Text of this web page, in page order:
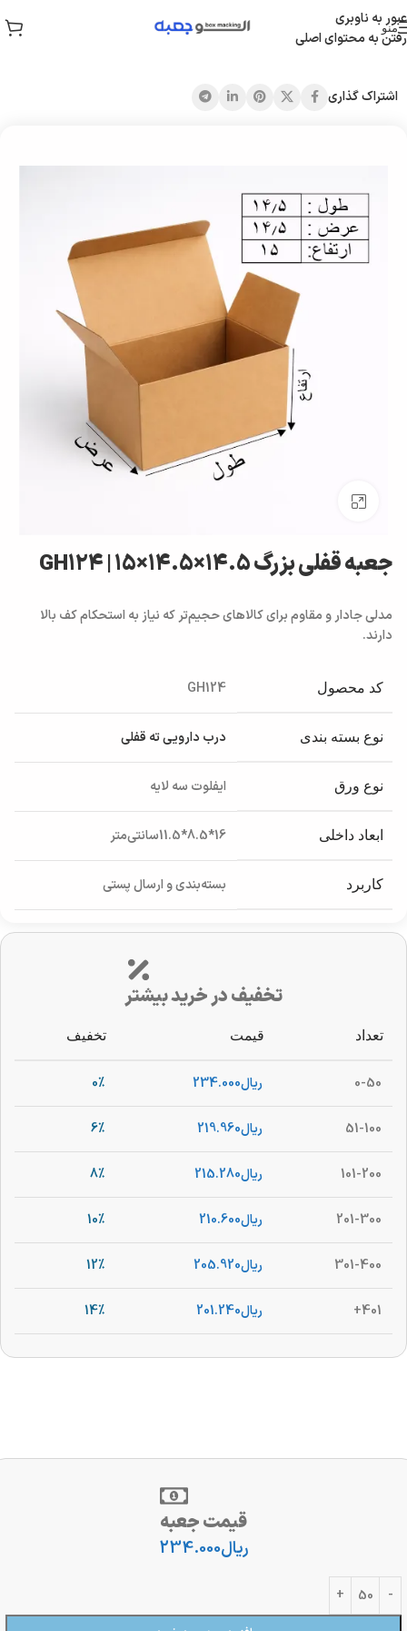
عبور به ناوبری
رفتن به محتوای اصلی
منو
خانه/جعبه قفلی
اشتراک گذاری
جعبه قفلی بزرگ GH124 | 15×14.5×14.5
مدلی جادار و مقاوم برای کالاهای حجیم‌تر که نیاز به استحکام کف بالا
دارند.
کد محصول GH124
نوع بسته بندی درب دارویی ته قفلی
نوع ورق ایفلوت سه لایه
ابعاد داخلی 16*8.5*11.5سانتی‌متر
کاربرد بسته‌بندی و ارسال پستی
تخفیف در خرید بیشتر
تعداد قیمت تخفیف
0-50 ریال234.000
0%
51-100 ریال219.960
6%
101-200 ریال215.280
8%
201-300 ریال210.600
10%
301-400 ریال205.920
12%
401+ ریال201.240
14%
قیمت جعبه
ریال234.000